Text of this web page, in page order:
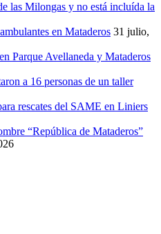
las Milongas y no está incluída la
en Mataderos 31 julio,
Parque Avellaneda y Mataderos
a 16 personas de un taller
rescates del SAME en Liniers
“República de Mataderos”